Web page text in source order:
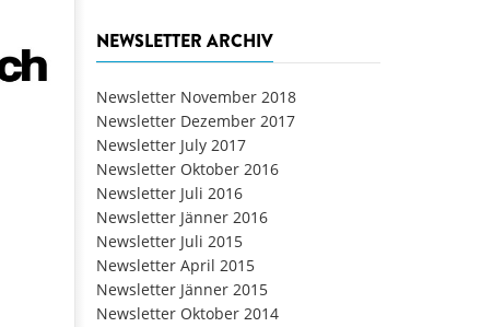
NEWSLETTER ARCHIV
Newsletter November 2018
Newsletter Dezember 2017
Newsletter July 2017
Newsletter Oktober 2016
Newsletter Juli 2016
Newsletter Jänner 2016
Newsletter Juli 2015
Newsletter April 2015
Newsletter Jänner 2015
Newsletter Oktober 2014